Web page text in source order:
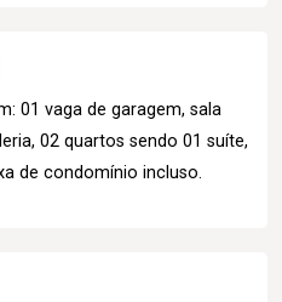
01 vaga de garagem, sala
02 quartos sendo 01 suíte,
de condomínio incluso.